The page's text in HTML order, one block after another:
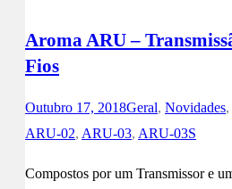
Aroma ARU –
Fios
Outubro 17, 2018Geral, Novidades,
ARU-02, ARU-03, ARU-03S
Compostos por um Transmissor e